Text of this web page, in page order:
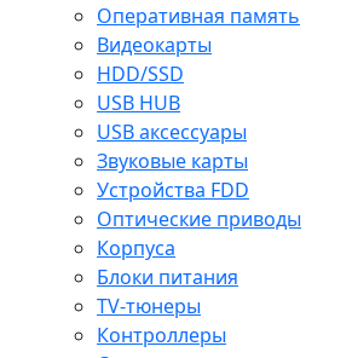
Оперативная память
Видеокарты
HDD/SSD
USB HUB
USB аксессуары
Звуковые карты
Устройства FDD
Оптические приводы
Корпуса
Блоки питания
TV-тюнеры
Контроллеры